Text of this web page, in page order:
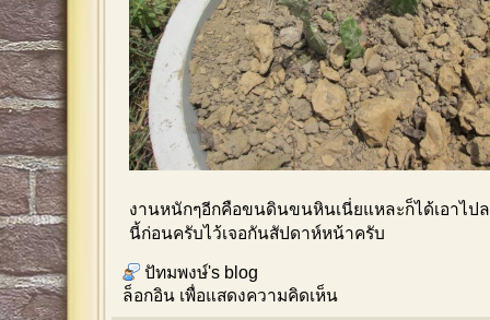
งานหนักๆอีกคือขนดินขนหินเนี่ยแหละก็ได้เอาไป
นี้ก่อนครับไว้เจอกันสัปดาห์หน้าครับ
ปัทมพงษ์'s blog
ล็อกอิน เพื่อแสดงความคิดเห็น